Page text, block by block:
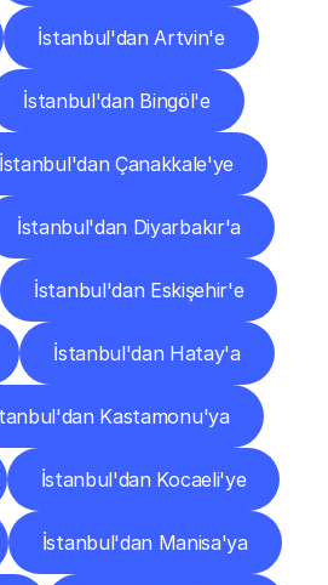
İstanbul'dan Artvin'e
İstanbul'dan Bingöl'e
İstanbul'dan Çanakkale'ye
İstanbul'dan Diyarbakır'a
İstanbul'dan Eskişehir'e
İstanbul'dan Hatay'a
Kastamonu'ya
İstanbul'dan Kocaeli'ye
İstanbul'dan Manisa'ya